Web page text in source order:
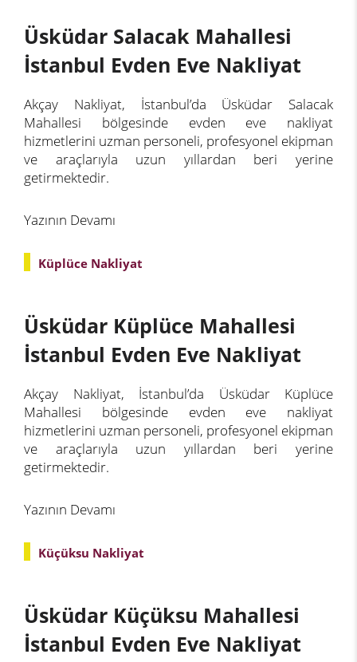
Üsküdar Salacak Mahallesi
İstanbul Evden Eve Nakliyat
Akçay Nakliyat, İstanbul’da Üsküdar Salacak
Mahallesi bölgesinde evden eve nakliyat
hizmetlerini uzman personeli, profesyonel ekipman
ve araçlarıyla uzun yıllardan beri yerine
getirmektedir.
Yazının Devamı
Küplüce Nakliyat
Üsküdar Küplüce Mahallesi
İstanbul Evden Eve Nakliyat
Akçay Nakliyat, İstanbul’da Üsküdar Küplüce
Mahallesi bölgesinde evden eve nakliyat
hizmetlerini uzman personeli, profesyonel ekipman
ve araçlarıyla uzun yıllardan beri yerine
getirmektedir.
Yazının Devamı
Küçüksu Nakliyat
Üsküdar Küçüksu Mahallesi
İstanbul Evden Eve Nakliyat